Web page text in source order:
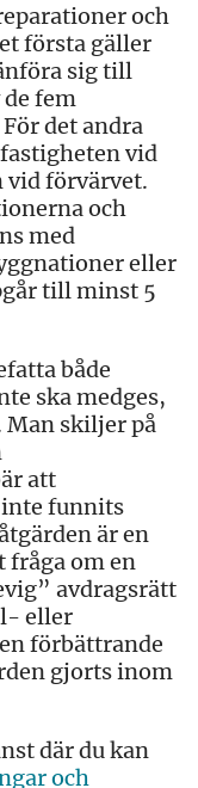
och
första gäller
sig till
fem
det andra
vid
vid förvärvet.
och
med
eller
till minst 5
både
ska medges,
skiljer på
att
funnits
är en
fråga om en
avdragsrätt
eller
förbättrande
gjorts inom
där du kan
och